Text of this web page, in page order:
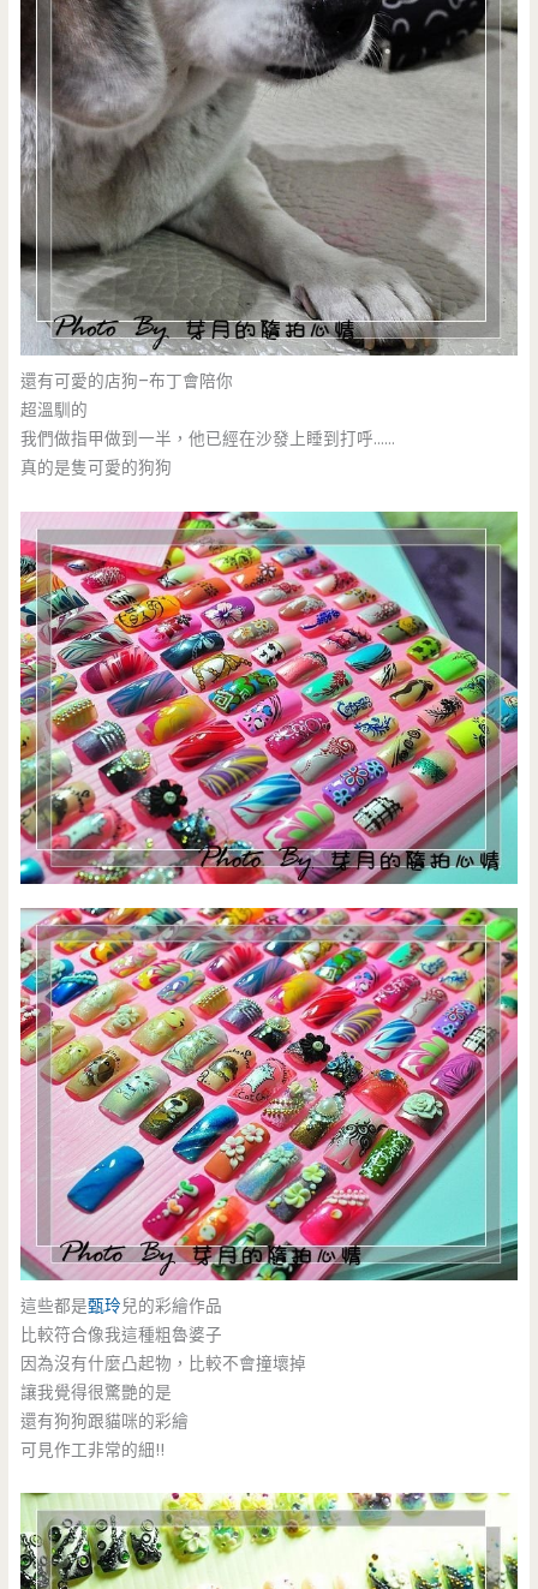
還有可愛的店狗–布丁會陪你
超溫馴的
我們做指甲做到一半，他已經在沙發上睡到打呼……
真的是隻可愛的狗狗
這些都是甄玲兒的彩繪作品
比較符合像我這種粗魯婆子
因為沒有什麼凸起物，比較不會撞壞掉
讓我覺得很驚艷的是
還有狗狗跟貓咪的彩繪
可見作工非常的細!!